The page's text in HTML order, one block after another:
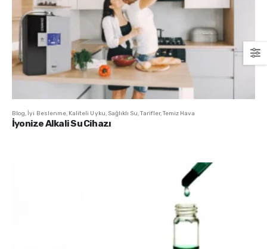
Blog, İyi Beslenme, Kaliteli Uyku, Sağlıklı Su,Tarifler,Temiz Hava
İyonize Alkali Su Cihazı